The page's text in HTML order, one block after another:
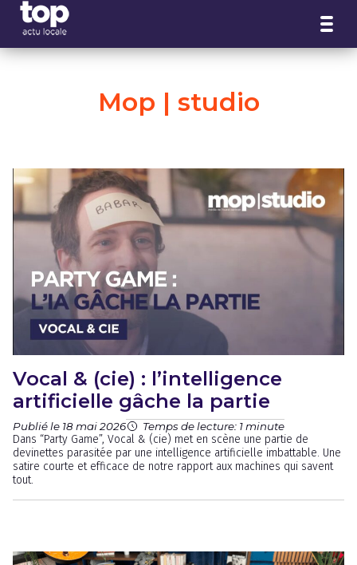
Mop | studio
Vocal & (cie) : l’intelligence
artificielle gâche la partie
Publié le 18 mai 2026 Temps de lecture: 1 minute
Dans “Party Game”, Vocal & (cie) met en scène une partie de
devinettes parasitée par une intelligence artificielle imbattable. Une
satire courte et efficace de notre rapport aux machines qui savent
tout.
Panneau de gestion des cookies